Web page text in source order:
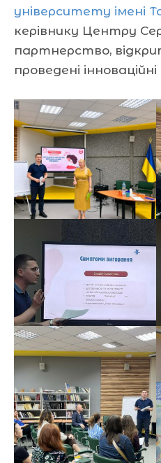
університету імені
керівнику Центру
партнерство,
проведені